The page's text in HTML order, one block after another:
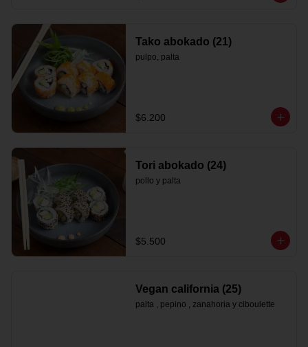
Tako abokado (21)
pulpo, palta
$6.200
Tori abokado (24)
pollo y palta
$5.500
Vegan california (25)
palta , pepino , zanahoria y ciboulette